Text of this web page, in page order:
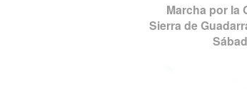
Marcha por la
Sierra de